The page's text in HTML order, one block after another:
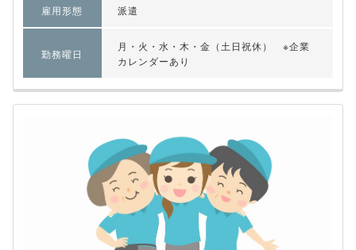
雇用形態 派遣
勤務曜日
月・火・水・木・金（土日祝休） ※企業
カレンダーあり